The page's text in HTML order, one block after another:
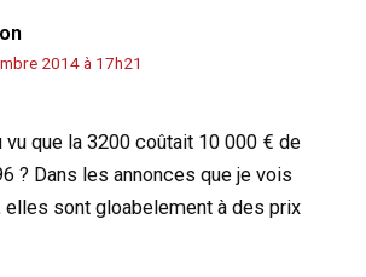
2014 à 17h21
vu que la 3200 coûtait 10 000 € de
? Dans les annonces que je vois
elles sont gloabelement à des prix